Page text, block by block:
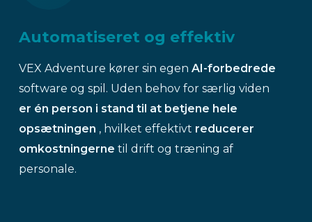
Automatiseret og effektiv
VEX Adventure kører sin egenAI-forbedrede
software og spil. Uden behov for særlig viden
er én person i stand til at betjene hele
opsætningen , hvilket effektivt reducerer
omkostningerne til drift og træning af
personale.